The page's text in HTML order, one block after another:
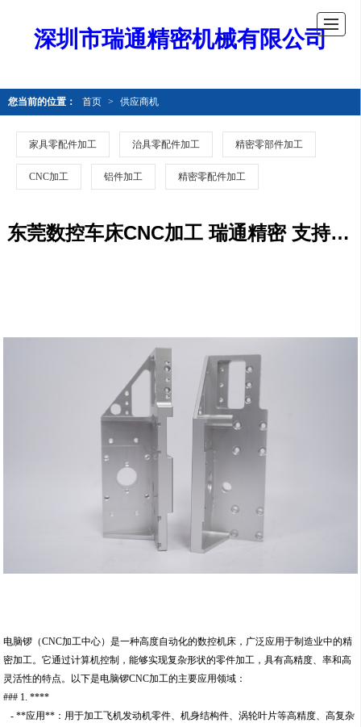
深圳市瑞通精密机械有限公司
您当前的位置： 首页 > 供应商机
家具零配件加工 治具零配件加工 精密零部件加工
CNC加工 铝件加工 精密零配件加工
东莞数控车床CNC加工 瑞通精密 支持定制
电脑锣（CNC加工中心）是一种高度自动化的数控机床，广泛应用于制造业中的精
密加工。它通过计算机控制，能够实现复杂形状的零件加工，具有高精度、率和高
灵活性的特点。以下是电脑锣CNC加工的主要应用领域：
### 1. ****
- **应用**：用于加工飞机发动机零件、机身结构件、涡轮叶片等高精度、高复杂